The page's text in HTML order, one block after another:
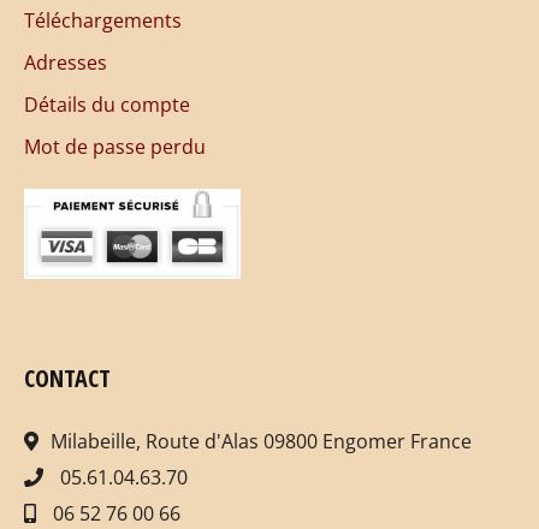
Téléchargements
Adresses
Détails du compte
Mot de passe perdu
CONTACT
Milabeille, Route d'Alas 09800 Engomer France
05.61.04.63.70
06 52 76 00 66